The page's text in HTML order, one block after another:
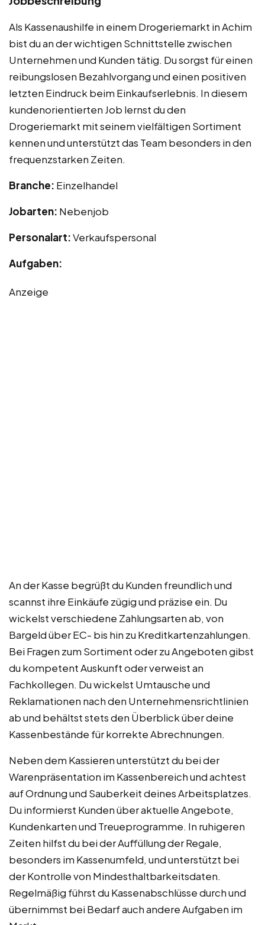
Als Kassenaushilfe in einem Drogeriemarkt in Achim
bist du an der wichtigen Schnittstelle zwischen
Unternehmen und Kunden tätig. Du sorgst für einen
reibungslosen Bezahlvorgang und einen positiven
letzten Eindruck beim Einkaufserlebnis. In diesem
kundenorientierten Job lernst du den
Drogeriemarkt mit seinem vielfältigen Sortiment
kennen und unterstützt das Team besonders in den
frequenzstarken Zeiten.
Branche: Einzelhandel
Jobarten: Nebenjob
Personalart:Verkaufspersonal
Aufgaben:
Anzeige
An der Kasse begrüßt du Kunden freundlich und
scannst ihre Einkäufe zügig und präzise ein. Du
wickelst verschiedene Zahlungsarten ab, von
Bargeld über EC- bis hin zu Kreditkartenzahlungen.
Bei Fragen zum Sortiment oder zu Angeboten gibst
du kompetent Auskunft oder verweist an
Fachkollegen. Du wickelst Umtausche und
Reklamationen nach den Unternehmensrichtlinien
ab und behältst stets den Überblick über deine
Kassenbestände für korrekte Abrechnungen.
Neben dem Kassieren unterstützt du bei der
Warenpräsentation im Kassenbereich und achtest
auf Ordnung und Sauberkeit deines Arbeitsplatzes.
Du informierst Kunden über aktuelle Angebote,
Kundenkarten und Treueprogramme. In ruhigeren
Zeiten hilfst du bei der Auffüllung der Regale,
besonders im Kassenumfeld, und unterstützt bei
der Kontrolle von Mindesthaltbarkeitsdaten.
Regelmäßig führst du Kassenabschlüsse durch und
übernimmst bei Bedarf auch andere Aufgaben im